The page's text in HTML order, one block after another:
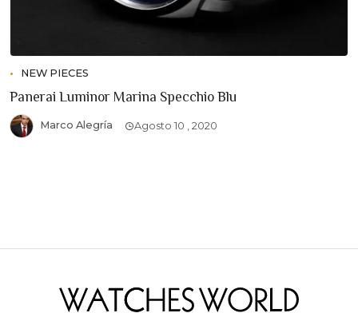
NEW PIECES
Panerai Luminor Marina Specchio Blu
Marco Alegría Agosto 10 , 2020